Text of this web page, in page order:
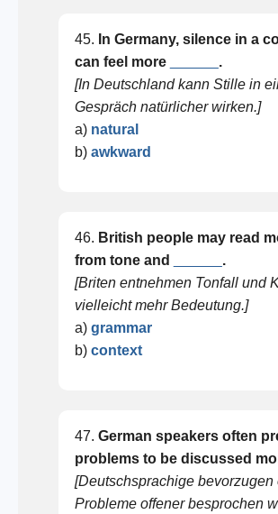
45. In Germany, silence in a
can feel more
.
[In Deutschland kann Stille in
Gespräch natürlicher wirken.]
a) natural
b) awkward
46. British people may read
from tone and
.
[Briten entnehmen Tonfall und
vielleicht mehr Bedeutung.]
a) grammar
b) context
47. German speakers often
problems to be discussed
[Deutschsprachige bevorzugen
Probleme offener besprochen